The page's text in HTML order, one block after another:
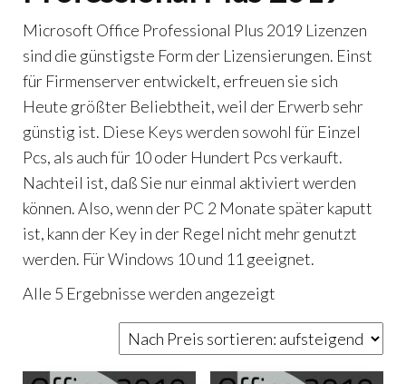
Microsoft Office Professional Plus 2019 Lizenzen
sind die günstigste Form der Lizensierungen. Einst
für Firmenserver entwickelt, erfreuen sie sich
Heute größter Beliebtheit, weil der Erwerb sehr
günstig ist. Diese Keys werden sowohl für Einzel
Pcs, als auch für 10 oder Hundert Pcs verkauft.
Nachteil ist, daß Sie nur einmal aktiviert werden
können. Also, wenn der PC 2 Monate später kaputt
ist, kann der Key in der Regel nicht mehr genutzt
werden. Für Windows 10 und 11 geeignet.
Alle 5 Ergebnisse werden angezeigt
Preis
sortiert:
aufsteigend